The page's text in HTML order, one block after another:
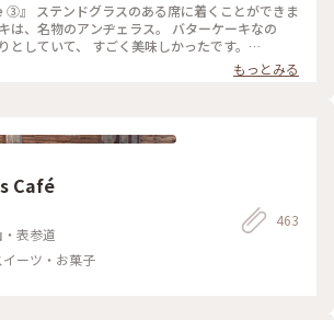
は、名物のアンヂェラス。 バターケーキなの
としていて、 すごく美味しかったです。
ンヂェラス#浅草カフェ#ケーキ#おやつもっとみる
Café
表参道
ーツ・お菓子
463